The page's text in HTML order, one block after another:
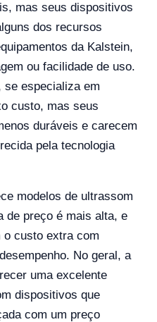
mas seus dispositivos
dos recursos
da Kalstein,
ou facilidade de uso.
se especializa em
custo, mas seus
duráveis e carecem
pela tecnologia
modelos de ultrassom
de preço é mais alta, e
custo extra com
No geral, a
uma excelente
dispositivos que
com um preço